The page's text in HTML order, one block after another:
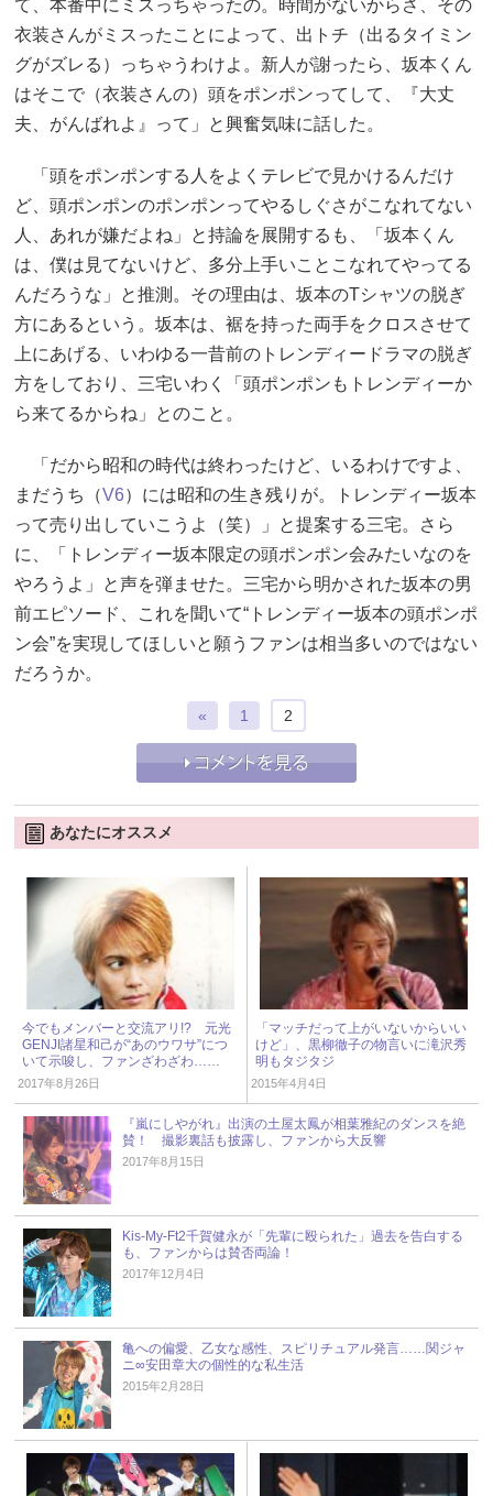
て、本番中にミスっちゃったの。時間がないからさ、その
衣装さんがミスったことによって、出トチ（出るタイミン
グがズレる）っちゃうわけよ。新人が謝ったら、坂本くん
はそこで（衣装さんの）頭をポンポンってして、『大丈
夫、がんばれよ』って」と興奮気味に話した。
「頭をポンポンする人をよくテレビで見かけるんだけ
ど、頭ポンポンのポンポンってやるしぐさがこなれてない
人、あれが嫌だよね」と持論を展開するも、「坂本くん
は、僕は見てないけど、多分上手いことこなれてやってる
んだろうな」と推測。その理由は、坂本のTシャツの脱ぎ
方にあるという。坂本は、裾を持った両手をクロスさせて
上にあげる、いわゆる一昔前のトレンディードラマの脱ぎ
方をしており、三宅いわく「頭ポンポンもトレンディーか
ら来てるからね」とのこと。
「だから昭和の時代は終わったけど、いるわけですよ、
まだうち（V6）には昭和の生き残りが。トレンディー坂本
って売り出していこうよ（笑）」と提案する三宅。さら
に、「トレンディー坂本限定の頭ポンポン会みたいなのを
やろうよ」と声を弾ませた。三宅から明かされた坂本の男
前エピソード、これを聞いて“トレンディー坂本の頭ポンポ
ン会”を実現してほしいと願うファンは相当多いのではない
だろうか。
« 1 2
あなたにオススメ
今でもメンバーと交流アリ!? 元光
GENJI諸星和己が“あのウワサ”につ
いて示唆し、ファンざわざわ……
2017年8月26日
「マッチだって上がいないからいい
けど」、黒柳徹子の物言いに滝沢秀
明もタジタジ
2015年4月4日
『嵐にしやがれ』出演の土屋太鳳が相葉雅紀のダンスを絶
賛！ 撮影裏話も披露し、ファンから大反響
2017年8月15日
Kis-My-Ft2千賀健永が「先輩に殴られた」過去を告白する
も、ファンからは賛否両論！
2017年12月4日
亀への偏愛、乙女な感性、スピリチュアル発言……関ジャ
ニ∞安田章大の個性的な私生活
2015年2月28日